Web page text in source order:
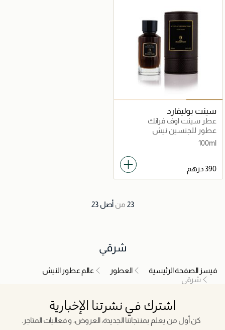
سينت بوليفارد
عطر سينت اوف فرانك
اينسنس
عطور للجنسين نيش
100ml
23 من أصل 23
شرقي
فيسز الصفحة الرئيسية العطور
عالم عطور النيش
شرقي
اشترك في نشرتنا الإخبارية
كن أول من يعلم بمنتجاتنا الجديدة، العروض، و فعاليات المتاجر.